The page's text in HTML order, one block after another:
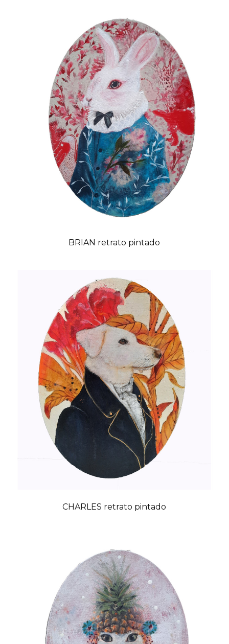
BRIAN retrato pintado
CHARLES retrato pintado